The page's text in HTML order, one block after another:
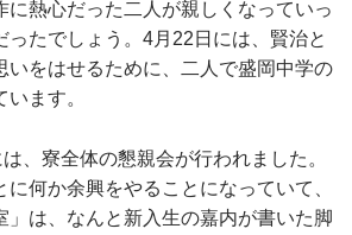
熱心だった二人が親しくなっていっ
ったでしょう。4月22日には、賢治と
いをはせるために、二人で盛岡中学の
ます。
、寮全体の懇親会が行われました。
に何か余興をやることになっていて、
」は、なんと新入生の嘉内が書いた脚